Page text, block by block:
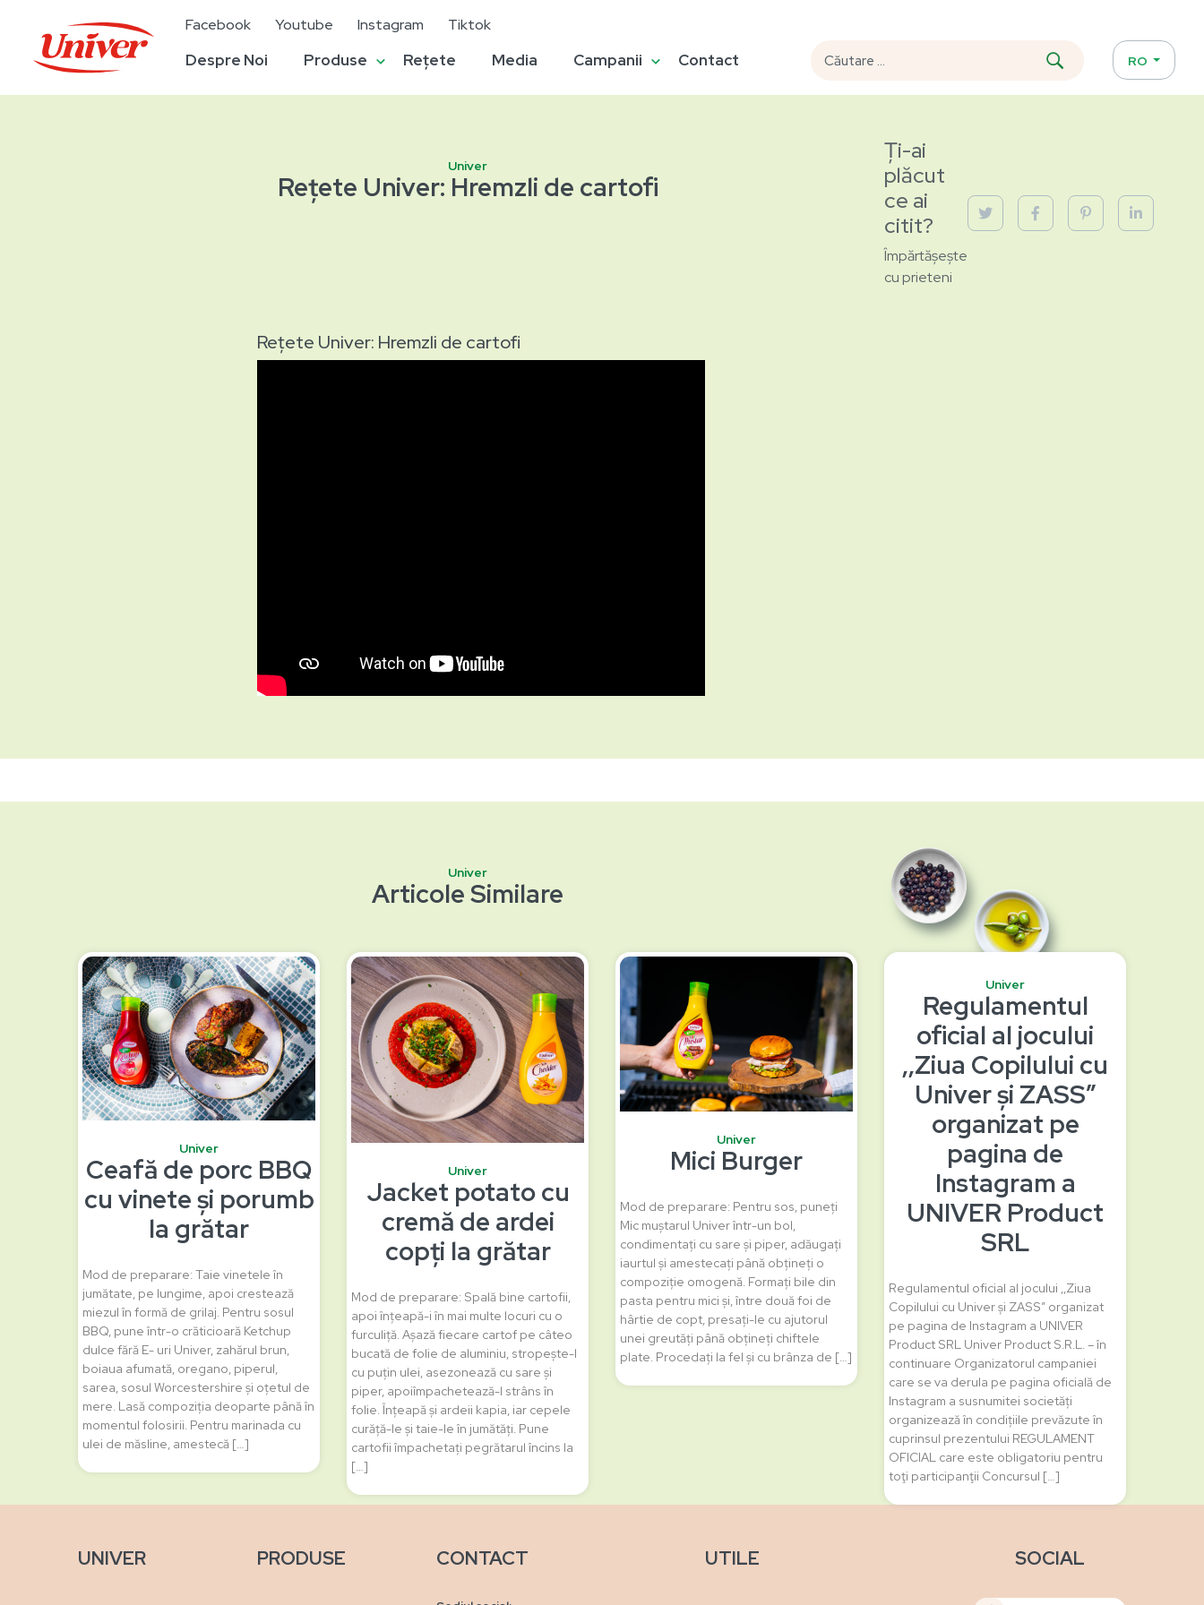
Facebook Youtube Instagram Tiktok
Despre Noi Produse Rețete Media Campanii Contact RO
Univer
Rețete Univer: Hremzli de cartofi
Ți-ai
plăcut
ce ai
citit?
Împărtășește
cu prieteni
Rețete Univer: Hremzli de cartofi
Univer
Articole Similare
Univer
Ceafă de porc BBQ
cu vinete și porumb
la grătar
Mod de preparare: Taie vinetele în
jumătate, pe lungime, apoi crestează
miezul în formă de grilaj. Pentru sosul
BBQ, pune într-o crăticioară Ketchup
dulce fără E- uri Univer, zahărul brun,
boiaua afumată, oregano, piperul,
sarea, sosul Worcestershire și oțetul de
mere. Lasă compoziția deoparte până în
momentul folosirii. Pentru marinada cu
ulei de măsline, amestecă […]
Univer
Jacket potato cu
cremă de ardei
copți la grătar
Mod de preparare: Spală bine cartofii,
apoi înțeapă-i în mai multe locuri cu o
furculiță. Așază fiecare cartof pe câteo
bucată de folie de aluminiu, stropește-l
cu puțin ulei, asezonează cu sare și
piper, apoiîmpachetează-l strâns în
folie. Înțeapă și ardeii kapia, iar cepele
curăță-le și taie-le în jumătăți. Pune
cartofii împachetați pegrătarul încins la
[…]
Univer
Mici Burger
Mod de preparare: Pentru sos, puneți
Mic muștarul Univer într-un bol,
condimentați cu sare și piper, adăugați
iaurtul și amestecați până obțineți o
compoziție omogenă. Formați bile din
pasta pentru mici și, între două foi de
hârtie de copt, presați-le cu ajutorul
unei greutăți până obțineți chiftele
plate. Procedați la fel și cu brânza de […]
Univer
Regulamentul
oficial al jocului
‚,Ziua Copilului cu
Univer și ZASS”
organizat pe
pagina de
Instagram a
UNIVER Product
SRL
Regulamentul oficial al jocului ‚,Ziua
Copilului cu Univer și ZASS” organizat
pe pagina de Instagram a UNIVER
Product SRL Univer Product S.R.L. – în
continuare Organizatorul campaniei
care se va derula pe pagina oficială de
Instagram a susnumitei societăți
organizează în condițiile prevăzute în
cuprinsul prezentului REGULAMENT
OFICIAL care este obligatoriu pentru
toţi participanţii Concursul […]
UNIVER PRODUSE CONTACT UTILE SOCIAL